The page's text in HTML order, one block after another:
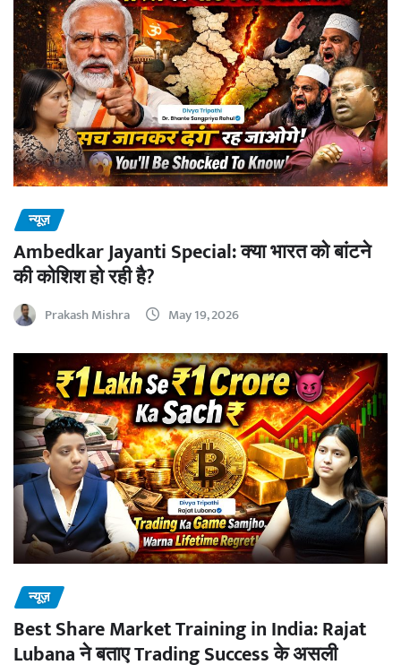
न्यूज़
Ambedkar Jayanti Special: क्या भारत को बांटने
की कोशिश हो रही है?
Prakash Mishra May 19, 2026
न्यूज़
Best Share Market Training in India: Rajat
Lubana ने बताए Trading Success के असली